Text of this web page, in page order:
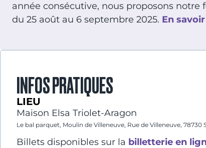
année consécutive, nous proposons notre
du 25 août au 6 septembre 2025. En
INFOS PRATIQUES
LIEU
Maison Elsa Triolet-Aragon
Le bal parquet, Moulin de Villeneuve, Rue de Villeneuve,
Billets disponibles sur la billetterie en